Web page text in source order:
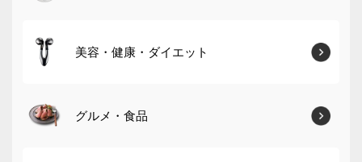
美容・健康・ダイエット
グルメ・食品